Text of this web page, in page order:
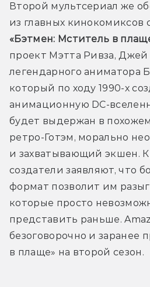
Второй мультсериал же
«Бэтмен: Мститель в
проект Мэтта Ривза,
легендарного аниматора
который по ходу 1990-х
анимационную DC-
будет выдержан в
ретро-Готэм, морально
и захватывающий экшен.
создатели заявляют, что
формат позволит им
которые просто
представить раньше.
безоговорочно и заранее
в плаще» на второй сезон.